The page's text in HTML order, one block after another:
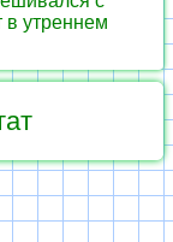
утреннем